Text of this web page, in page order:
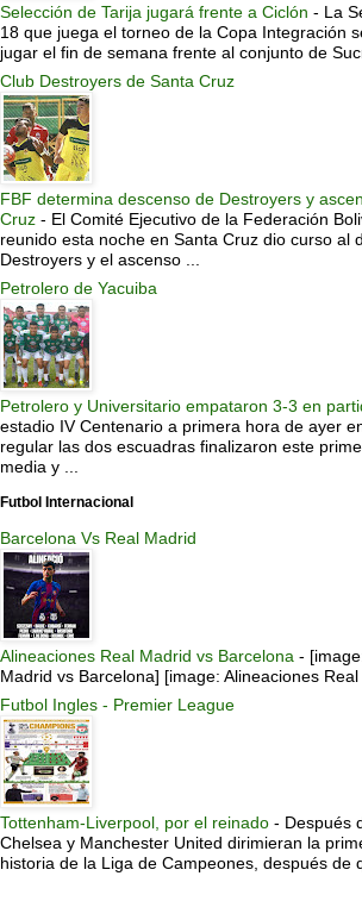
Selección de Tarija jugará frente a Ciclón - La
18 que juega el torneo de la Copa Integración
jugar el fin de semana frente al conjunto de
Club Destroyers de Santa Cruz
FBF determina descenso de Destroyers y
Cruz - El Comité Ejecutivo de la Federación
reunido esta noche en Santa Cruz dio curso al
Destroyers y el ascenso ...
Petrolero de Yacuiba
Petrolero y Universitario empataron 3-3 en
estadio IV Centenario a primera hora de ayer
regular las dos escuadras finalizaron este
media y ...
Futbol Internacional
Barcelona Vs Real Madrid
Alineaciones Real Madrid vs Barcelona -
Madrid vs Barcelona] [image: Alineaciones
Futbol Ingles - Premier League
Tottenham-Liverpool, por el reinado - Después
Chelsea y Manchester United dirimieran la
historia de la Liga de Campeones, después de